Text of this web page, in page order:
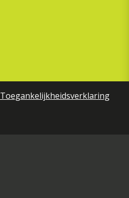
Toegankelijkheidsverklaring